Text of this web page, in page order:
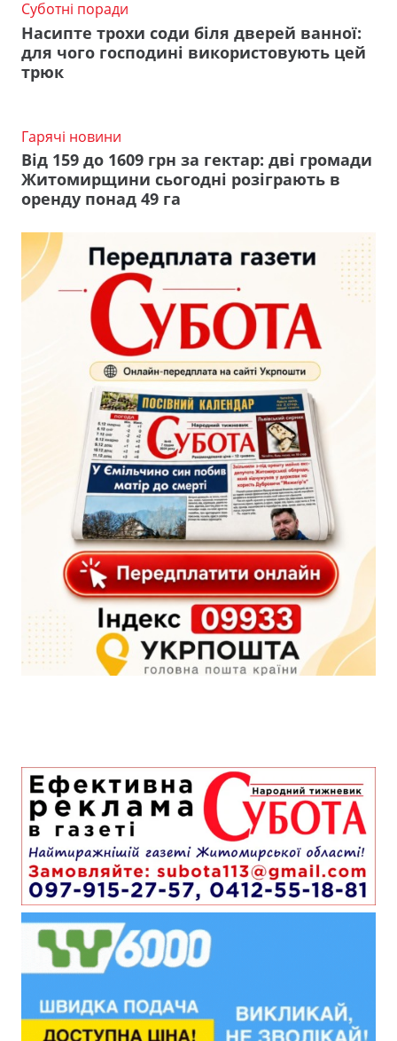
Суботні поради
Насипте трохи соди біля дверей ванної:
для чого господині використовують цей
трюк
Гарячі новини
Від 159 до 1609 грн за гектар: дві громади
Житомирщини сьогодні розіграють в
оренду понад 49 га